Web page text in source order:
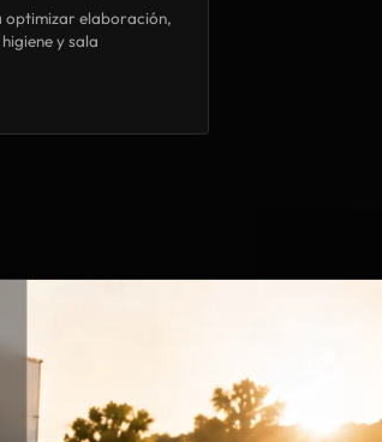
optimizar elaboración,
y sala